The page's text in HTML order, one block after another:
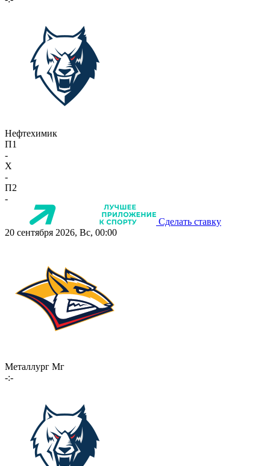
Нефтехимик
П1
-
X
-
П2
-
Сделать ставку
20 сентября 2026, Вс, 00:00
Металлург Мг
-:-